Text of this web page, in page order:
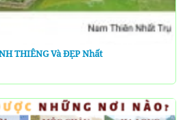
THIÊNG Và ĐẸP Nhất